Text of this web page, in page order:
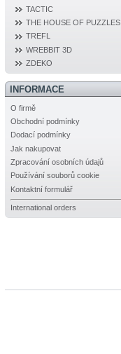
TACTIC
THE HOUSE OF PUZZLES
TREFL
WREBBIT 3D
ZDEKO
INFORMACE
O firmě
Obchodní podmínky
Dodací podmínky
Jak nakupovat
Zpracování osobních údajů
Používání souborů cookie
Kontaktní formulář
International orders